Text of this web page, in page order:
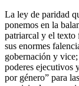
La ley de paridad
ponemos en la
patriarcal y el texto
sus enormes
gobernación y
poderes ejecutivos
por género” para